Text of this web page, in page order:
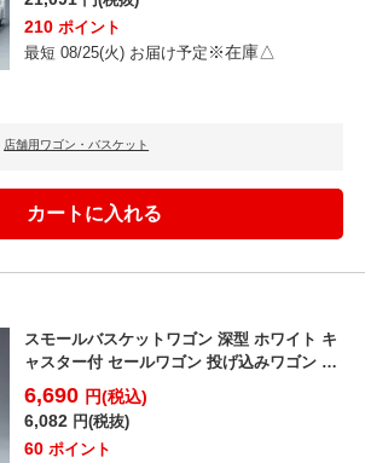
210 ポイント
最短 08/25(火) お届け予定 ※在庫△
店舗用ワゴン・バスケット
スモールバスケットワゴン 深型 ホワイト キ
ャスター付 セールワゴン 投げ込みワゴン 陳
列什器 ネッ...
6,690 円(税込)
6,082 円(税抜)
60 ポイント